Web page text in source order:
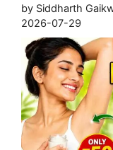
by Siddharth
2026-07-29